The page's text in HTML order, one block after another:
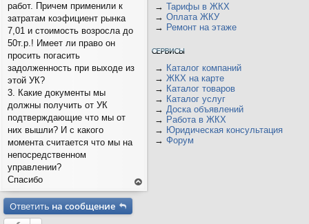
работ. Причем применили к
затратам коэфициент рынка
7,01 и стоимость возросла до
50т.р.! Имеет ли право он
просить погасить
задолженность при выходе из
этой УК?
3. Какие документы мы
должны получить от УК
подтверждающие что мы от
них вышли? И с какого
момента считается что мы на
непосредственном
управлении?
Спасибо
Ответить на сообщение
→ Тарифы в ЖКХ
→ Оплата ЖКУ
→ Ремонт на этаже
→ Каталог компаний
→ ЖКХ на карте
→ Каталог товаров
→ Каталог услуг
→ Доска объявлений
→ Работа в ЖКХ
→ Юридическая консультация
→ Форум